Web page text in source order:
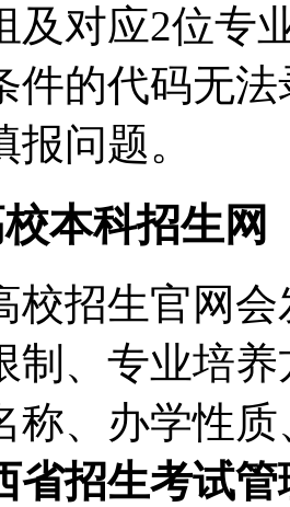
及对应2位专
件的代码无
问题。
本科招生网
校招生官网
制、专业培
称、办学性
省招生考试